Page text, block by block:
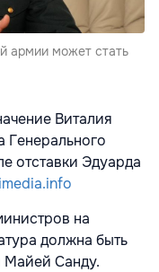
армии может стать
Виталия
Генерального
отставки Эдуарда
на
должна быть
Майей Санду.